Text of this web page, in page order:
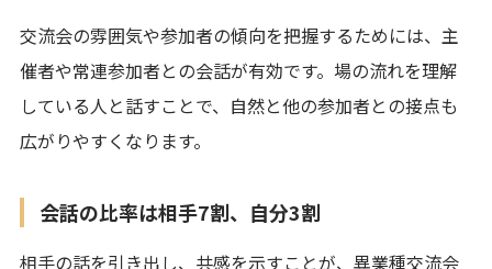
交流会の雰囲気や参加者の傾向を把握するためには、主
催者や常連参加者との会話が有効です。場の流れを理解
している人と話すことで、自然と他の参加者との接点も
広がりやすくなります。
会話の比率は相手7割、自分3割
相手の話を引き出し、共感を示すことが、異業種交流会